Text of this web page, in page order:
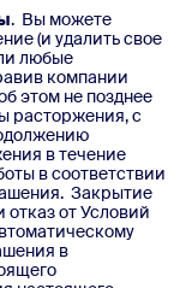
. Вы можете
(и удалить свое
любые
компании
этом не позднее
расторжения, с
в течение
в соответствии
Закрытие
от Условий
в